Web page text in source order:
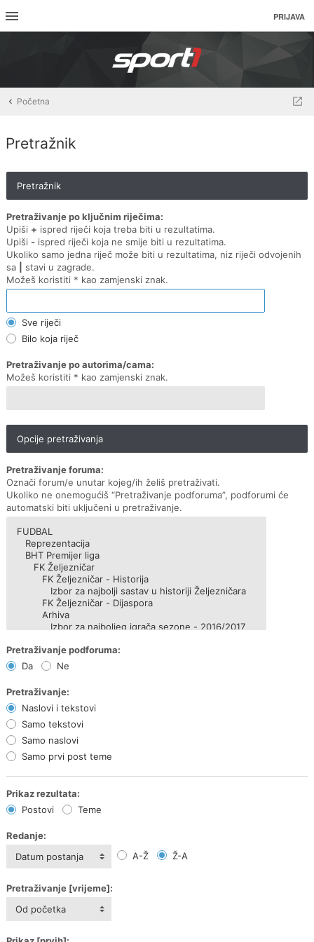
PRIJAVA
Početna
Pretražnik
Pretražnik
Pretraživanje po ključnim riječima:
Upiši + ispred riječi koja treba biti u rezultatima.
Upiši - ispred riječi koja ne smije biti u rezultatima.
Ukoliko samo jedna riječ može biti u rezultatima, niz riječi odvojenih
sa
stavi u zagrade.
Možeš koristiti * kao zamjenski znak.
Sve riječi
Bilo koja riječ
Pretraživanje po autorima/cama:
Možeš koristiti * kao zamjenski znak.
Opcije pretraživanja
Pretraživanje foruma:
Označi forum/e unutar kojeg/ih želiš pretraživati.
Ukoliko ne onemogućiš “Pretraživanje podforuma”, podforumi će
automatski biti uključeni u pretraživanje.
Pretraživanje podforuma:
Da
Ne
Pretraživanje:
Naslovi i tekstovi
Samo tekstovi
Samo naslovi
Samo prvi post teme
Prikaz rezultata:
Postovi
Teme
Redanje:
Datum postanja
A-Ž Ž-A
Pretraživanje [vrijeme]:
Od početka